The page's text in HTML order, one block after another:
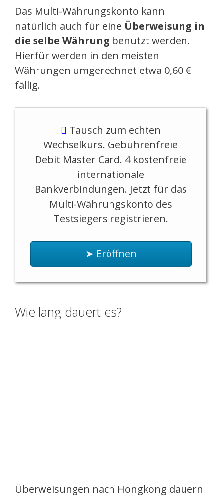
Das Multi-Währungskonto kann
natürlich auch für eine Überweisung in
die selbe Währung benutzt werden.
Hierfür werden in den meisten
Währungen umgerechnet etwa 0,60 €
fällig.
Tausch zum echten
Wechselkurs. Gebührenfreie
Debit Master Card. 4 kostenfreie
internationale
Bankverbindungen. Jetzt für das
Multi-Währungskonto des
Testsiegers registrieren.
➤ Eröffnen
Wie lang dauert es?
Überweisungen nach Hongkong dauern